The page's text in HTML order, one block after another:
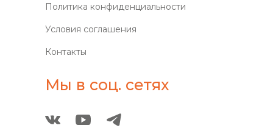
Политика конфиденциальности
Условия соглашения
Контакты
Мы в соц. сетях